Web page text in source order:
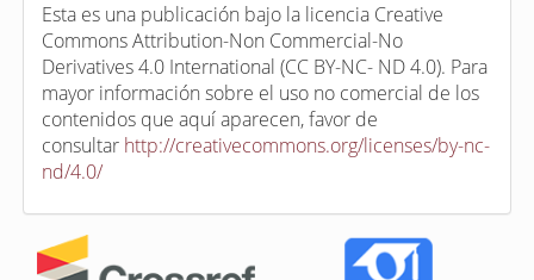
Esta es una publicación bajo la licencia Creative
Commons Attribution-Non Commercial-No
Derivatives 4.0 International (CC BY-NC- ND 4.0). Para
mayor información sobre el uso no comercial de los
contenidos que aquí aparecen, favor de
consultar http://creativecommons.org/licenses/by-nc-
nd/4.0/